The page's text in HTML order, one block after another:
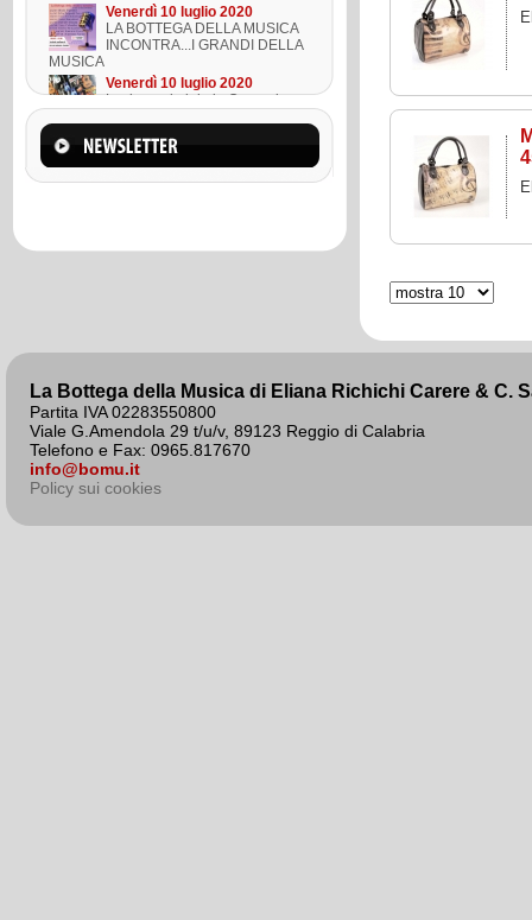
Venerdì 10 luglio 2020
LA BOTTEGA DELLA MUSICA
INCONTRA...I GRANDI DELLA
MUSICA
Venerdì 10 luglio 2020
Lezione ukulele in Omaggio
Mercoledì 22 marzo 2023
Suono l'ukulele in 8 lezioni
La Bottega della Musica di Eliana Richichi Carere & C.
Partita IVA 02283550800
Viale G.Amendola 29 t/u/v, 89123 Reggio di Calabria
Telefono e Fax: 0965.817670
info@bomu.it
Policy sui cookies